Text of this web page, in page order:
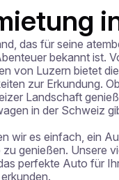
das für seine
bekannt ist.
von Luzern bietet
zur Erkundung.
Landschaft
in der Schweiz
wir es einfach, ein
zu genießen. Unsere
perfekte Auto für